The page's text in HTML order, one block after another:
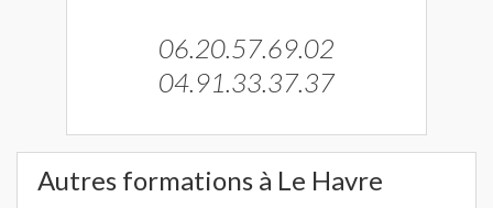
06.20.57.69.02
04.91.33.37.37
Autres formations à Le Havre